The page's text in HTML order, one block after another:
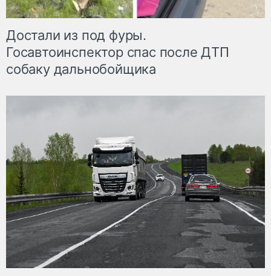
Достали из под фуры.
Госавтоинспектор спас после ДТП
собаку дальнобойщика